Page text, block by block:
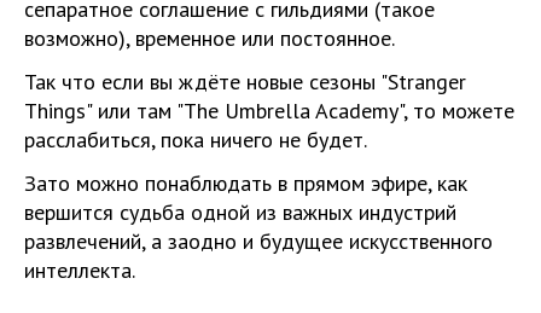
сепаратное соглашение с гильдиями (такое
возможно), временное или постоянное.
Так что если вы ждёте новые сезоны "Stranger
Things" или там "The Umbrella Academy", то можете
расслабиться, пока ничего не будет.
Зато можно понаблюдать в прямом эфире, как
вершится судьба одной из важных индустрий
развлечений, а заодно и будущее искусственного
интеллекта.